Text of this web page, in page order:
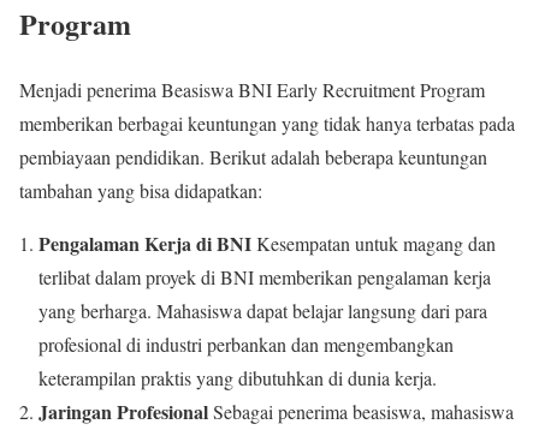
Program
Menjadi penerima Beasiswa BNI Early Recruitment Program
memberikan berbagai keuntungan yang tidak hanya terbatas pada
pembiayaan pendidikan. Berikut adalah beberapa keuntungan
tambahan yang bisa didapatkan:
Pengalaman Kerja di BNIKesempatan untuk magang dan
terlibat dalam proyek di BNI memberikan pengalaman kerja
yang berharga. Mahasiswa dapat belajar langsung dari para
profesional di industri perbankan dan mengembangkan
keterampilan praktis yang dibutuhkan di dunia kerja.
Jaringan ProfesionalSebagai penerima beasiswa, mahasiswa